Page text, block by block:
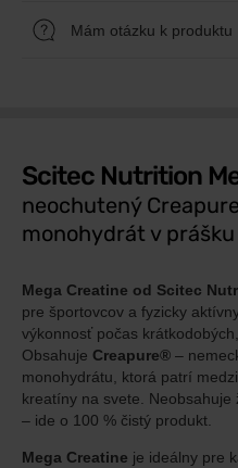
Mám otázku k produktu
Scitec Nutrition
neochutený
monohydrát v prášku
Mega Creatine od Scitec
pre športovcov a fyzicky
výkonnosť počas
Obsahuje Creapure® –
monohydrátu, ktorá patrí
kreatíny na svete.
– ide o 100 % čistý produkt.
Mega Creatine je ideálny pre